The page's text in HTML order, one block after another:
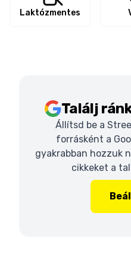
Laktózmentes
Találj
Állítsd be a
forrásként a
gyakrabban hozzuk
cikkeket a